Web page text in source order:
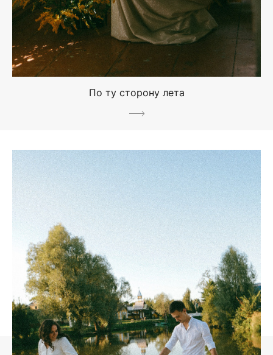
По ту сторону лета